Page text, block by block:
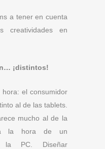
a tener en cuenta
creatividades en
¡distintos!
el consumidor
al de las tablets.
mucho al de la
la hora de un
la PC. Diseñar